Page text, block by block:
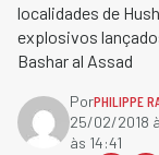
localidades de
explosivos
Bashar al Assad
PorPHILIPPE
25/02/2018
às 14:41